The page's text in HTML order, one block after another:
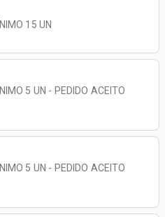
15 UN
5 UN - PEDIDO ACEITO
5 UN - PEDIDO ACEITO